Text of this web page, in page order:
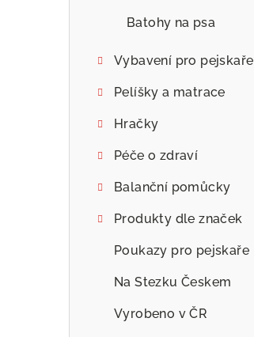
Batohy na psa
Vybavení pro pejskaře
Pelíšky a matrace
Hračky
Péče o zdraví
Balanční pomůcky
Produkty dle značek
Poukazy pro pejskaře
Na Stezku Českem
Vyrobeno v ČR